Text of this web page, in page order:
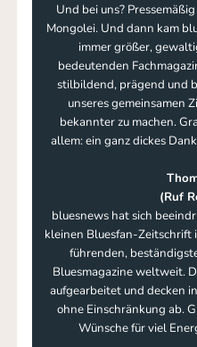
Und bei uns?
Mongolei. Und dann kam
immer größer,
bedeutenden
stilbildend, prägend und
unseres gemeinsamen
bekannter zu machen.
allem: ein ganz dickes
(Ruf
bluesnews hat sich
kleinen Bluesfan-Zeitschrift
führenden,
Bluesmagazine weltweit.
aufgearbeitet und decken
ohne Einschränkung ab.
Wünsche für viel